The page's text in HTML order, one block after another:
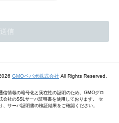
GMOペパボ株式会社 All Rights Reserved.
信情報の暗号化と実在性の証明のため、GMOグロ
会社のSSLサーバ証明書を使用しております。 セ
、サーバ証明書の検証結果をご確認ください。